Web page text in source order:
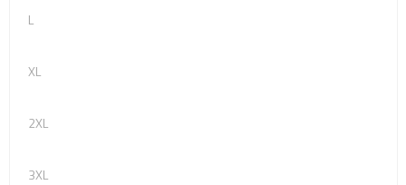
Koeltassen & koelboxen
L
XL
2XL
3XL